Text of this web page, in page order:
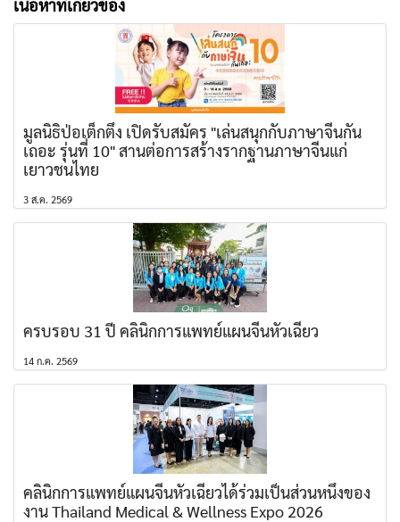
เนื้อหาที่เกี่ยวข้อง
มูลนิธิป่อเต็กตึ๊ง เปิดรับสมัคร "เล่นสนุกกับภาษาจีนกัน
เถอะ รุ่นที่ 10" สานต่อการสร้างรากฐานภาษาจีนแก่
เยาวชนไทย
3 ส.ค. 2569
ครบรอบ 31 ปี คลินิกการแพทย์แผนจีนหัวเฉียว
14 ก.ค. 2569
คลินิกการแพทย์แผนจีนหัวเฉียวได้ร่วมเป็นส่วนหนึ่งของ
งาน Thailand Medical & Wellness Expo 2026